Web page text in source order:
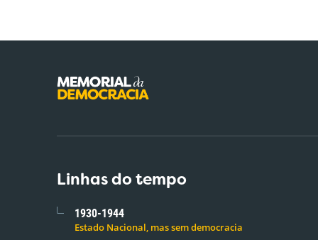
Linhas do tempo
1930-1944
Estado Nacional, mas sem democracia